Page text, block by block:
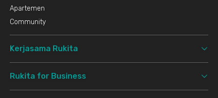
Apartemen
Community
Kerjasama Rukita
Rukita for Business